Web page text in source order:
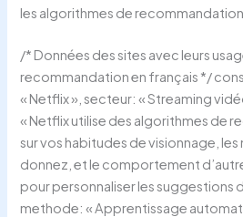
les algorithmes de recommandation.
/* Données des sites avec leurs
recommandation en français */
« Netflix », secteur: « Streaming
« Netflix utilise des algorithmes de
sur vos habitudes de visionnage,
donnez, et le comportement
pour personnaliser les suggestions
methode: « Apprentissage